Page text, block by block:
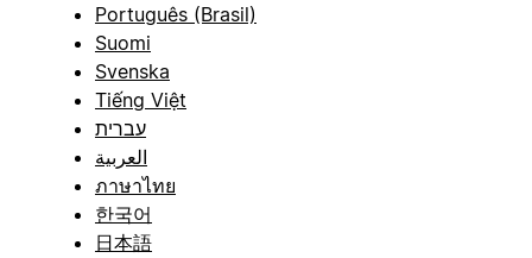
Português (Brasil)
Suomi
Svenska
Tiếng Việt
עברית
العربية
ภาษาไทย
한국어
日本語